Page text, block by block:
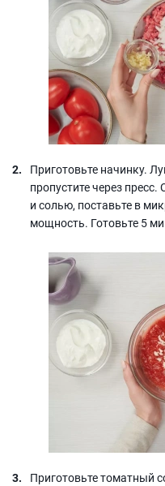
Приготовьте начинку.
пропустите через
и солью, поставьте в
мощность. Готовьте 5
Приготовьте томатный